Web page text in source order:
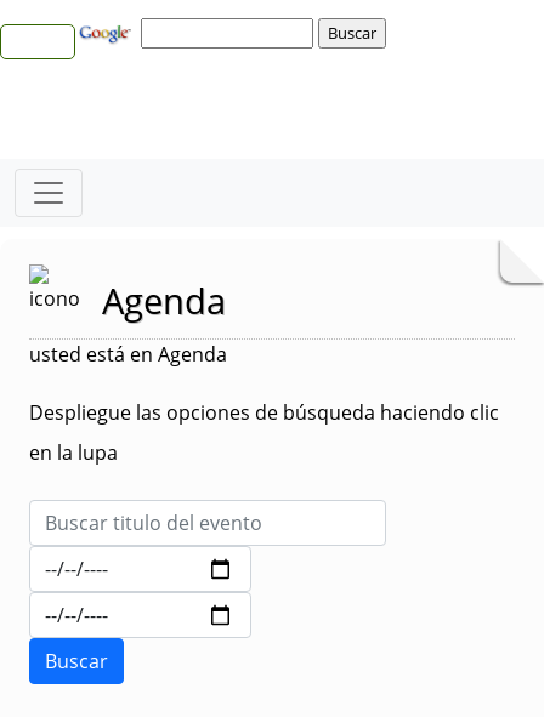
Agenda
usted está en Agenda
Despliegue las opciones de búsqueda haciendo clic
en la lupa